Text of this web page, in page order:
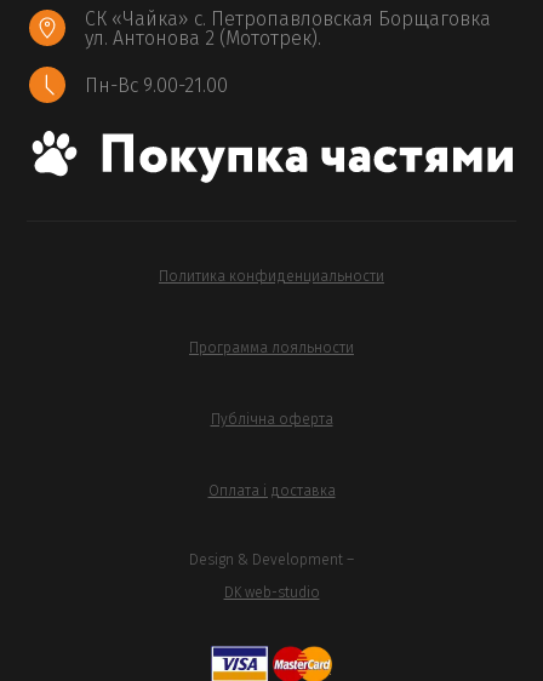
СК «Чайка» с. Петропавловская Борщаговка
ул. Антонова 2 (Мототрек).
Пн-Вс 9.00-21.00
Политика конфиденциальности
Программа лояльности
Публічна оферта
Оплата і доставка
Design & Development –
DK web-studio